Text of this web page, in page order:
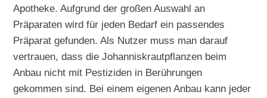
Apotheke. Aufgrund der großen Auswahl an
Präparaten wird für jeden Bedarf ein passendes
Präparat gefunden. Als Nutzer muss man darauf
vertrauen, dass die Johanniskrautpflanzen beim
Anbau nicht mit Pestiziden in Berührungen
gekommen sind. Bei einem eigenen Anbau kann jeder